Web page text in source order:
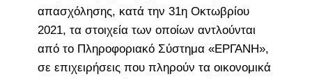
απασχόλησης, κατά την 31η Οκτωβρίου
2021, τα στοιχεία των οποίων αντλούνται
από το Πληροφοριακό Σύστημα «ΕΡΓΑΝΗ»,
σε επιχειρήσεις που πληρούν τα οικονομικά